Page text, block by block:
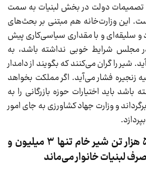
تصمیمات دولت در بخش لبنیات به سمت
این وزارت‌خانه هم مبتنی بر بحث‌های
و سلیقه‌ای و با مقداری سیاسی‌کاری پیش
مجلس شرایط خوبی نداشته باشد، به
شیر را گران می‌کنند که بگویند از دامدار
زنجیره فشار می‌آید. اگر مملکت بخواهد
باشد باید اختیارات حوزه بازرگانی را به
و وزارت جهاد کشاورزی به جای امور
از 12 میلیون و 500 هزار تن شیر خام تنها 3 میلیون و